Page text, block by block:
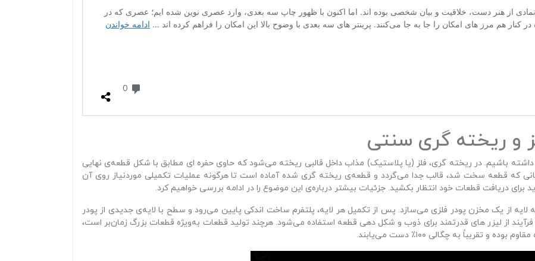
و ریخته‌ گری سنتی
داشته باشیم. در ریخته‌ گری، فلز (یا پلاستیک) مذاب داخل قالبی ریخته می‌شود که حاوی حفره‌ ای مطابق با شکل قطعه‌ی نهایی
که قطعه سخت شد، قالب جدا می‌گردد و قطعه‌ی ریخته‌ گری‌ شده آماده است تا هرگونه عملیات تکمیلی موردنیاز روی آن
برای دریافت قطعات خود انتظار بکشید. جزئیات بیشتر درباره‌ی این موضوع را در ادامه بررسی خواهیم کرد.
از یک مخزن پودر فلزی می‌سازد. پس از تکمیل هر لایه، پلتفرم ساخت اندکی پایین می‌رود و سطح با لایه‌ی جدیدی از پودر
فرآیند از لیزر های قدرتمند برای ذوب و شکل‌ دهی قطعه استفاده می‌شود. هرچند تولید قطعات به‌ویژه قطعات بزرگ زمان‌بر است،
به چگالی ۱۰۰٪ دست می‌یابند.